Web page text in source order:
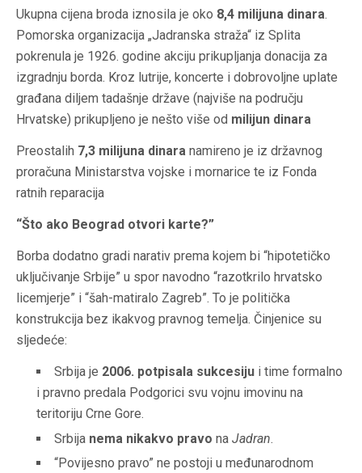
Ukupna cijena broda iznosila je oko 8,4 milijuna dinara.
Pomorska organizacija „Jadranska straža“ iz Splita
pokrenula je 1926. godine akciju prikupljanja donacija za
izgradnju borda. Kroz lutrije, koncerte i dobrovoljne uplate
građana diljem tadašnje države (najviše na području
Hrvatske) prikupljeno je nešto više od milijun dinara
Preostalih 7,3 milijuna dinara namireno je iz državnog
proračuna Ministarstva vojske i mornarice te iz Fonda
ratnih reparacija
“Što ako Beograd otvori karte?”
Borba dodatno gradi narativ prema kojem bi “hipotetičko
uključivanje Srbije” u spor navodno “razotkrilo hrvatsko
licemjerje” i “šah-matiralo Zagreb”. To je politička
konstrukcija bez ikakvog pravnog temelja. Činjenice su
sljedeće:
Srbija je 2006. potpisala sukcesiju i time formalno
i pravno predala Podgorici svu vojnu imovinu na
teritoriju Crne Gore.
Srbija nema nikakvo pravo na Jadran.
“Povijesno pravo” ne postoji u međunarodnom